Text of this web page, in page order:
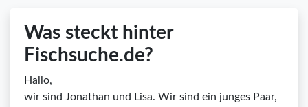
Was steckt hinter
Fischsuche.de?
Hallo,
wir sind Jonathan und Lisa. Wir sind ein junges Paar,